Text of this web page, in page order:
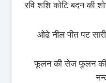
रवि शशि कोटि बदन की
ओढे नील पीत पट सारी
फूलन की सेज फूलन की